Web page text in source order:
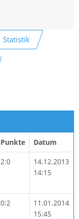
Statistik
Punkte Datum
2:0
14.12.2013
14:15
0:2
11.01.2014
15:45